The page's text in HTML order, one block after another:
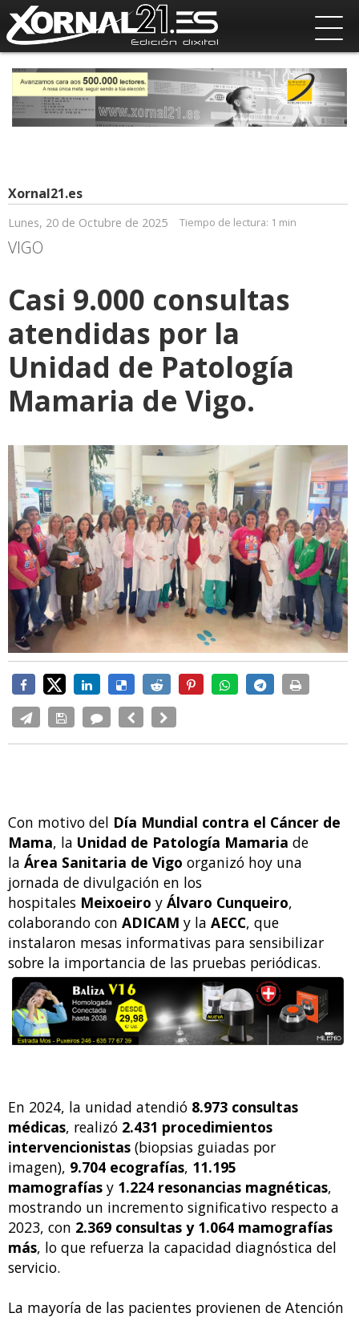
Xornal21.es
Lunes, 20 de Octubre de 2025 Tiempo de lectura: 1 min
VIGO
Casi 9.000 consultas
atendidas por la
Unidad de Patología
Mamaria de Vigo.
Con motivo del Día Mundial contra el Cáncer de
Mama, la Unidad de Patología Mamaria de
la Área Sanitaria de Vigo organizó hoy una
jornada de divulgación en los
hospitales Meixoeiro y Álvaro Cunqueiro,
colaborando con ADICAM y la AECC, que
instalaron mesas informativas para sensibilizar
sobre la importancia de las pruebas periódicas.
En 2024, la unidad atendió 8.973 consultas
médicas, realizó 2.431 procedimientos
intervencionistas (biopsias guiadas por
imagen), 9.704 ecografías, 11.195
mamografías y 1.224 resonancias magnéticas,
mostrando un incremento significativo respecto a
2023, con 2.369 consultas y 1.064 mamografías
más, lo que refuerza la capacidad diagnóstica del
servicio.
La mayoría de las pacientes provienen de Atención